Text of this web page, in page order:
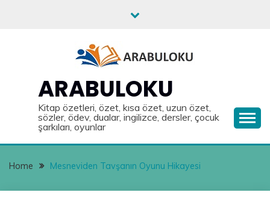
ARABULOKU
Kitap özetleri, özet, kısa özet, uzun özet,
sözler, ödev, dualar, ingilizce, dersler, çocuk
şarkıları, oyunlar
Home Mesneviden Tavşanın Oyunu Hikayesi